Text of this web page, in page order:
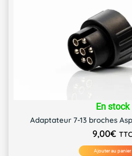
En stock
Adaptateur 7-13 broches
9,00€ TTC
Ajouter au panier